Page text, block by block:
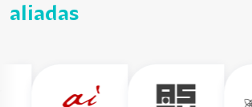
aliadas